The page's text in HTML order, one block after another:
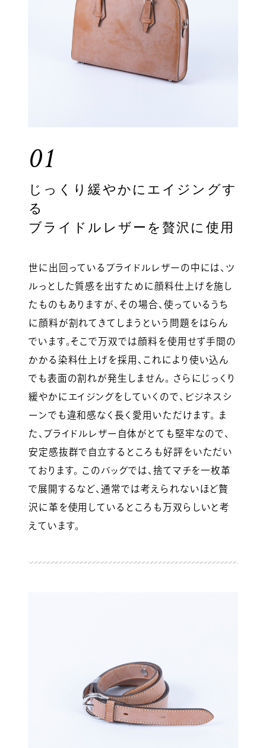
01
じっくり緩やかにエイジングす
る
ブライドルレザーを贅沢に使用
世に出回っているブライドルレザーの中には、ツ
ルっとした質感を出すために顔料仕上げを施し
たものもありますが、その場合、使っているうち
に顔料が割れてきてしまうという問題をはらん
でいます。そこで万双では顔料を使用せず手間の
かかる染料仕上げを採用、これにより使い込ん
でも表面の割れが発生しません。 さらにじっくり
緩やかにエイジングをしていくので、ビジネスシ
ーンでも違和感なく長く愛用いただけます。 ま
た、ブライドルレザー自体がとても堅牢なので、
安定感抜群で自立するところも好評をいただい
ております。 このバッグでは、捨てマチを一枚革
で展開するなど、通常では考えられないほど贅
沢に革を使用しているところも万双らしいと考
えています。